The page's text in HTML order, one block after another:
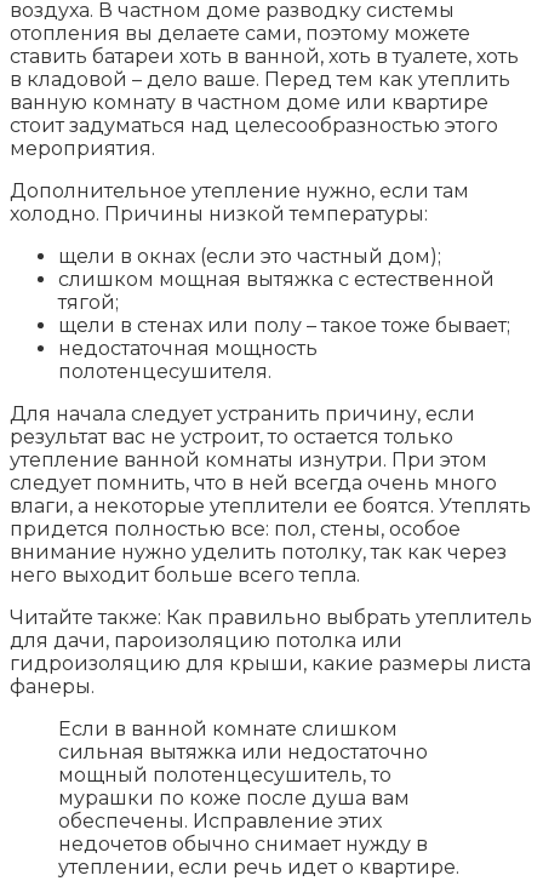
воздуха. В частном доме разводку системы
отопления вы делаете сами, поэтому можете
ставить батареи хоть в ванной, хоть в туалете, хоть
в кладовой – дело ваше. Перед тем как утеплить
ванную комнату в частном доме или квартире
стоит задуматься над целесообразностью этого
мероприятия.
Дополнительное утепление нужно, если там
холодно. Причины низкой температуры:
щели в окнах (если это частный дом);
слишком мощная вытяжка с естественной
тягой;
щели в стенах или полу – такое тоже бывает;
недостаточная мощность
полотенцесушителя.
Для начала следует устранить причину, если
результат вас не устроит, то остается только
утепление ванной комнаты изнутри. При этом
следует помнить, что в ней всегда очень много
влаги, а некоторые утеплители ее боятся. Утеплять
придется полностью все: пол, стены, особое
внимание нужно уделить потолку, так как через
него выходит больше всего тепла.
Читайте также: Как правильно выбрать утеплитель
для дачи, пароизоляцию потолка или
гидроизоляцию для крыши, какие размеры листа
фанеры.
Если в ванной комнате слишком
сильная вытяжка или недостаточно
мощный полотенцесушитель, то
мурашки по коже после душа вам
обеспечены. Исправление этих
недочетов обычно снимает нужду в
утеплении, если речь идет о квартире.